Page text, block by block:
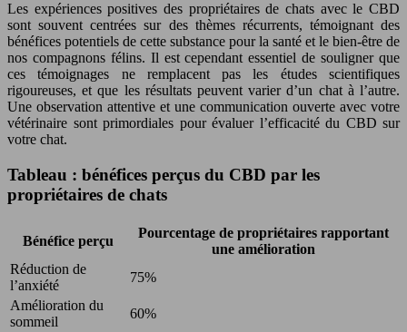
Les expériences positives des propriétaires de chats avec le CBD
sont souvent centrées sur des thèmes récurrents, témoignant des
bénéfices potentiels de cette substance pour la santé et le bien-être de
nos compagnons félins. Il est cependant essentiel de souligner que
ces témoignages ne remplacent pas les études scientifiques
rigoureuses, et que les résultats peuvent varier d’un chat à l’autre.
Une observation attentive et une communication ouverte avec votre
vétérinaire sont primordiales pour évaluer l’efficacité du CBD sur
votre chat.
Tableau : bénéfices perçus du CBD par les
propriétaires de chats
Bénéfice perçu
Pourcentage de propriétaires rapportant
une amélioration
Réduction de
l’anxiété
75%
Amélioration du
sommeil
60%